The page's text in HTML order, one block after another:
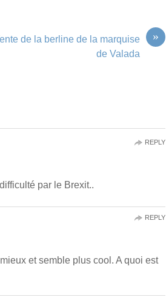
»
de la berline de la marquise
de Valada
par le Brexit..
REPLY
et semble plus cool. A quoi est
REPLY